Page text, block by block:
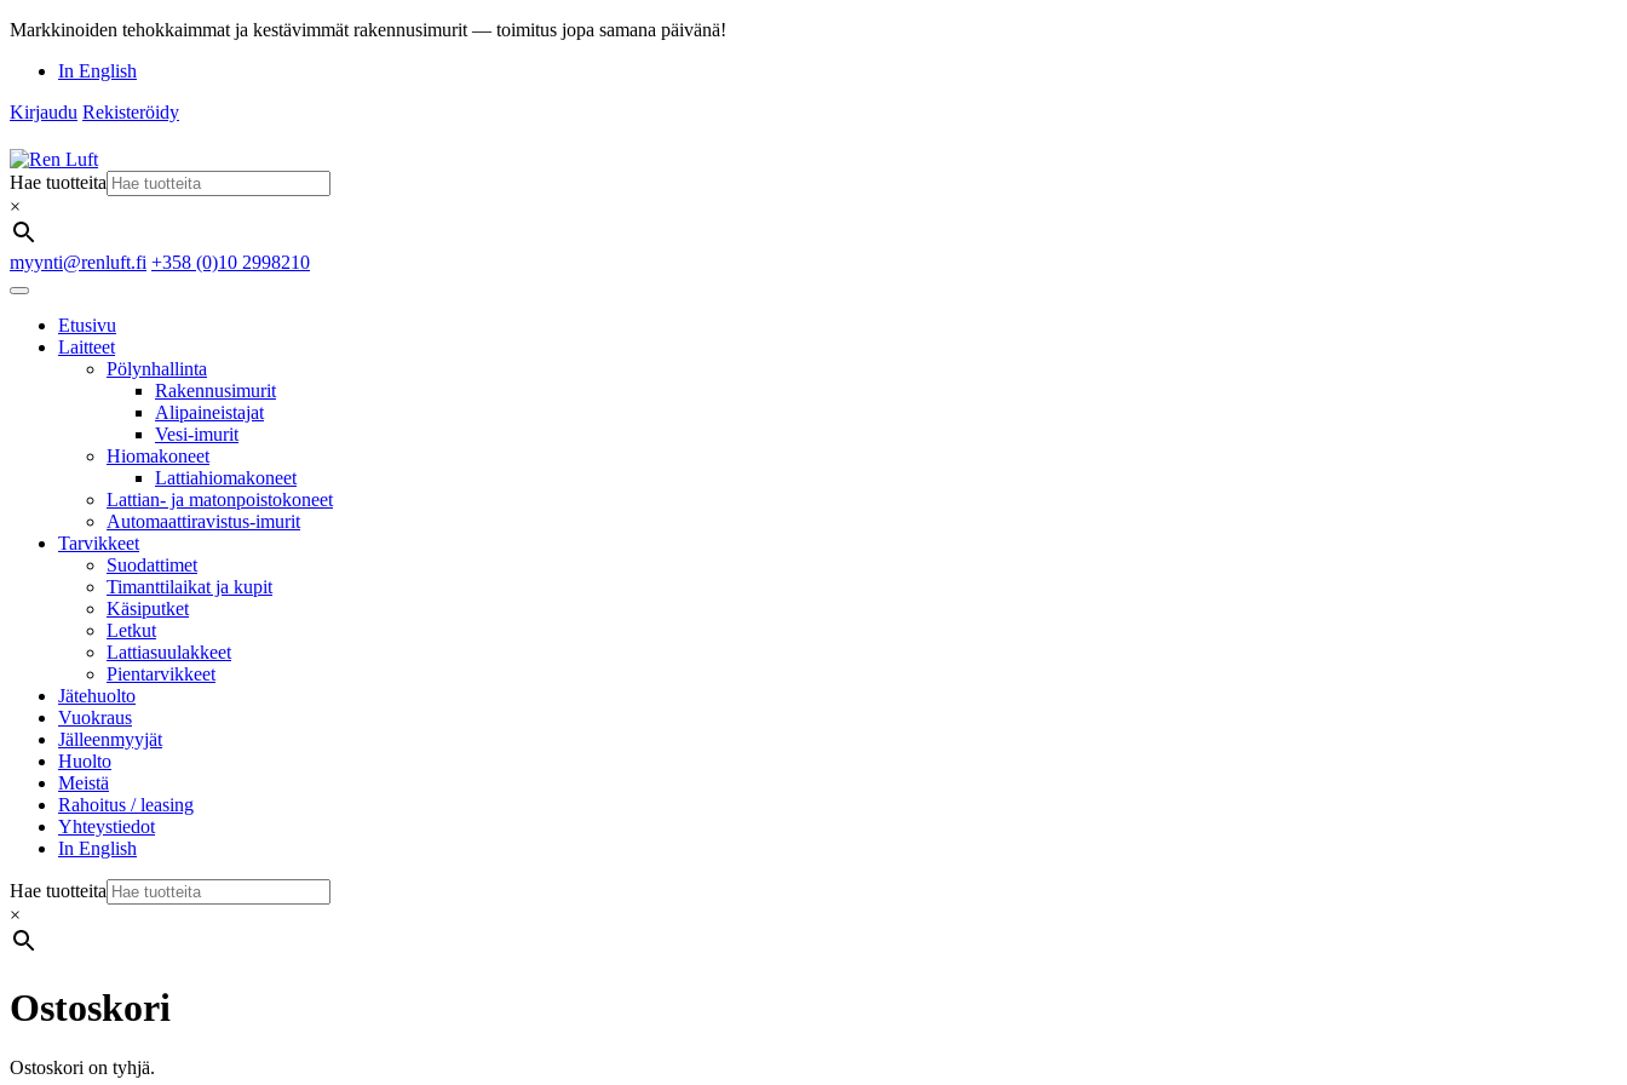
Markkinoiden tehokkaimmat ja kestävimmät rakennusimurit — toimitus jopa samana päivänä!
In English
Kirjaudu Rekisteröidy
Hae tuotteita
×
myynti@renluft.fi +358 (0)10 2998210
Etusivu
Laitteet
Pölynhallinta
Rakennusimurit
Alipaineistajat
Vesi-imurit
Hiomakoneet
Lattiahiomakoneet
Lattian- ja matonpoistokoneet
Automaattiravistus-imurit
Tarvikkeet
Suodattimet
Timanttilaikat ja kupit
Käsiputket
Letkut
Lattiasuulakkeet
Pientarvikkeet
Jätehuolto
Vuokraus
Jälleenmyyjät
Huolto
Meistä
Rahoitus / leasing
Yhteystiedot
In English
Hae tuotteita
×
Ostoskori
Ostoskori on tyhjä.